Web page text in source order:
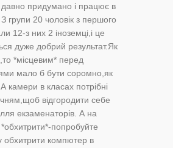
придумано і працює в
групи 20 чоловік з першого
12-з них 2 іноземці,і це
дуже добрий результат.Як
*місцевим* перед
мало б бути соромно,як
камери в класах потрібні
відгородити себе
екзаменаторів. А на
попробуйте
обхитрити компютер в